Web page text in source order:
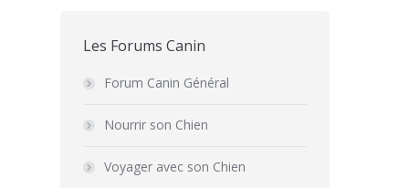
Les Forums Canin
Forum Canin Général
Nourrir son Chien
Voyager avec son Chien